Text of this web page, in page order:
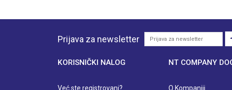
Prijava za newsletter
KORISNIČKI NALOG
Već ste registrovani?
NT COMPANY
O Kompaniji